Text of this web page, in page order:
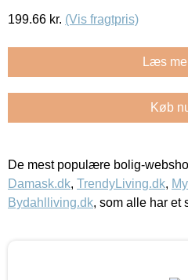
199.66 kr. (Vis fragtpris)
Læs
Køb
De mest populære bolig-
Damask.dk, TrendyLiving.dk,
Bydahlliving.dk, som alle har et